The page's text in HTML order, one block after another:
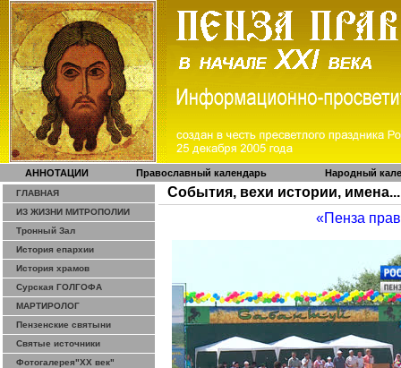
АННОТАЦИИ Православный календарь Народный
ГЛАВНАЯ
ИЗ ЖИЗНИ МИТРОПОЛИИ
Тронный Зал
История епархии
История храмов
Сурская ГОЛГОФА
МАРТИРОЛОГ
Пензенские святыни
Святые источники
Фотогалерея"ХХ век"
События, вехи истории, имена...
«Пенза